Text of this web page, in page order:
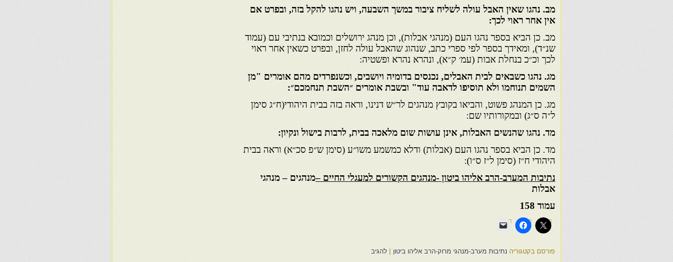
מב. נהגו שאין האבל עולה לשליח ציבור במשך השבעה, ויש נהגו להקל בזה, ובפרט אם
אין אחר ראוי לכך:
מב. כן הביא בספר נהגו העם (מנהגי אבלות), וכן מנהג ירושלים וכמובא בנתיבי עם (עמוד
שנ״ד), ומאידך בספר לפי ספרי כתב, שנהוג שהאבל עולה לחזן, ובפרט כשאין אחר ראוי
לכך וכ״כ בנחלת אבות (עמ׳ ק״א), ונהרא נהרא ופשטיה:
מג. נהגו כשבאים לבית האבלים, נכנסים בדומיה ויושבים, וכשנפרדים מהם אומרים "מן
השמים תנוחמו ולא תוסיפו לדאבה עוד" ובשבת אומרים ״השבת תנחמכם״:
מג. כן המנהג פשוט, והביאו בקובץ מנהגים לר״ש דנינו, וראה בזה בבית היהודי(ח״ג סימן
ל״ה ס״ג) ובמקורותיו שם:
מד. נהגו שהנשים האבלות, אינן עושות שום מלאכה בבית, לרבות בישול ונקיון:
מד. כן הביא בספר נהגו העם (אבלות) ודלא כמשמע משו״ע (סימן ש״פ סכ״א) וראה בבית
היהודי ח״ז (סימן ל״ז ס״ו):
נתיבות המערב-הרב אליהו ביטון -מנהגים הקשורים למעגלי החיים –מנהגים – מנהגי
אבלות
עמוד 158
פורסם בקטגוריה נתיבות מערב-מנהגי מרוק-הרב אליהו ביטון להגיב